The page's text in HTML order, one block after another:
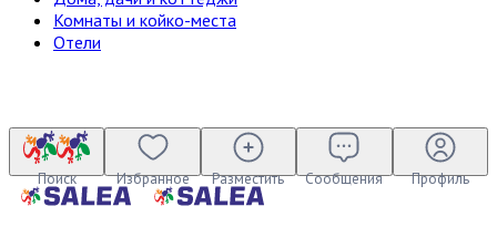
Комнаты и койко-места
Отели
Поиск Избранное Разместить Сообщения Профиль